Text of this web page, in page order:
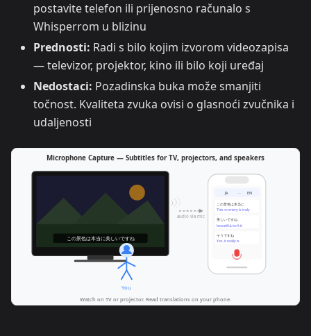
postavite telefon ili prijenosno računalo s
Whisperrom u blizinu
Prednosti: Radi s bilo kojim izvorom videozapisa
— televizor, projektor, kino ili bilo koji uređaj
Nedostaci: Pozadinska buka može smanjiti
točnost. Kvaliteta zvuka ovisi o glasnoći zvučnika i
udaljenosti